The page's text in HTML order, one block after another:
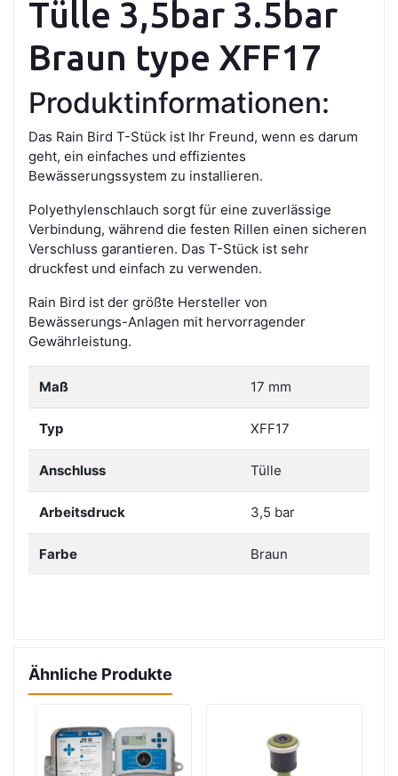
Tülle 3,5bar 3.5bar
Braun type XFF17
Produktinformationen:
Das Rain Bird T-Stück ist Ihr Freund, wenn es darum
geht, ein einfaches und effizientes
Bewässerungssystem zu installieren.
Polyethylenschlauch sorgt für eine zuverlässige
Verbindung, während die festen Rillen einen sicheren
Verschluss garantieren. Das T-Stück ist sehr
druckfest und einfach zu verwenden.
Rain Bird ist der größte Hersteller von
Bewässerungs-Anlagen mit hervorragender
Gewährleistung.
Maß 17 mm
Typ XFF17
Anschluss Tülle
Arbeitsdruck 3,5 bar
Farbe Braun
Ähnliche Produkte